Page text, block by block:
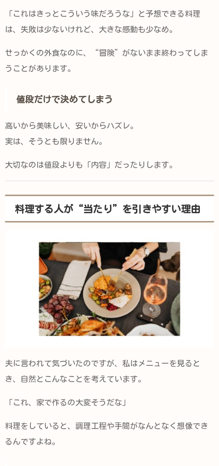
「これはきっとこういう味だろうな」と予想できる料理
は、失敗は少ないけれど、大きな感動も少なめ。
せっかくの外食なのに、“冒険”がないまま終わってしま
うことがあります。
値段だけで決めてしまう
高いから美味しい、安いからハズレ。
実は、そうとも限りません。
大切なのは値段よりも「内容」だったりします。
料理する人が“当たり”を引きやすい理由
夫に言われて気づいたのですが、私はメニューを見ると
き、自然とこんなことを考えています。
「これ、家で作るの大変そうだな」
料理をしていると、調理工程や手間がなんとなく想像でき
るんですよね。